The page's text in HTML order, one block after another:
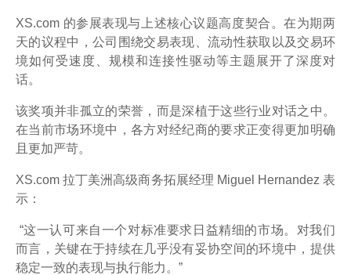
XS.com 的参展表现与上述核心议题高度契合。在为期两
天的议程中，公司围绕交易表现、流动性获取以及交易环
境如何受速度、规模和连接性驱动等主题展开了深度对
话。
该奖项并非孤立的荣誉，而是深植于这些行业对话之中。
在当前市场环境中，各方对经纪商的要求正变得更加明确
且更加严苛。
XS.com 拉丁美洲高级商务拓展经理 Miguel Hernandez 表
示：
“这一认可来自一个对标准要求日益精细的市场。对我们
而言，关键在于持续在几乎没有妥协空间的环境中，提供
稳定一致的表现与执行能力。”